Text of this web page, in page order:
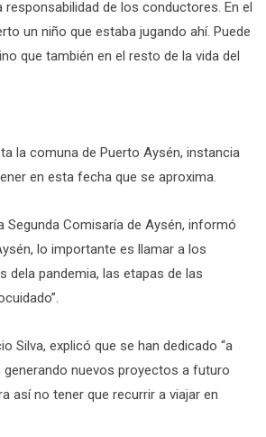
de los conductores. En el
un niño que estaba jugando ahí. Puede
que también en el resto de la vida del
la comuna de Puerto Aysén, instancia
en esta fecha que se aproxima.
Comisaría de Aysén, informó
lo importante es llamar a los
pandemia, las etapas de las
Silva, explicó que se han dedicado “a
nuevos proyectos a futuro
así no tener que recurrir a viajar en